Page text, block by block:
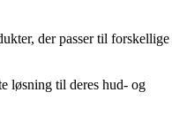
der passer til forskellige
løsning til deres hud- og